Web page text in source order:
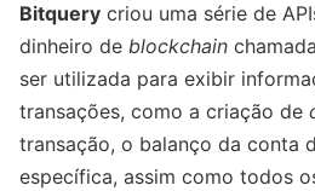
Bitquery criou uma série de
dinheiro de blockchain chamada
ser utilizada para exibir
transações, como a criação de
transação, o balanço da conta
específica, assim como todos